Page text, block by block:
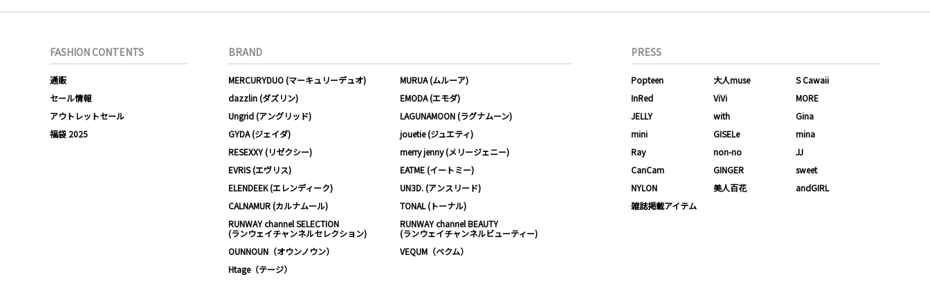
FASHION CONTENTS
通販
セール情報
アウトレットセール
福袋 2025
BRAND
MERCURYDUO (マーキュリーデュオ)
MURUA (ムルーア)
dazzlin (ダズリン)
EMODA (エモダ)
Ungrid (アングリッド)
LAGUNAMOON (ラグナムーン)
GYDA (ジェイダ)
jouetie (ジュエティ)
RESEXXY (リゼクシー)
merry jenny (メリージェニー)
EVRIS (エヴリス)
EATME (イートミー)
ELENDEEK (エレンディーク)
UN3D. (アンスリード)
CALNAMUR (カルナムール)
TONAL (トーナル)
RUNWAY channel SELECTION
(ランウェイチャンネルセレクション)
RUNWAY channel BEAUTY
(ランウェイチャンネルビューティー)
OUNNOUN（オウンノウン）
VEQUM（ベクム）
Htage（テージ）
PRESS
Popteen 大人muse
S Cawaii
InRed
ViVi
MORE
JELLY
with
Gina
mini
GISELe
mina
Ray
non-no
JJ
CanCam
GINGER
sweet
NYLON
美人百花
andGIRL
雑誌掲載アイテム